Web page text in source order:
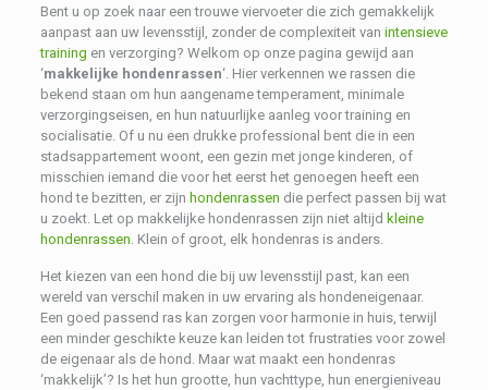
Bent u op zoek naar een trouwe viervoeter die zich gemakkelijk
aanpast aan uw levensstijl, zonder de complexiteit van intensieve
training en verzorging? Welkom op onze pagina gewijd aan
‘makkelijke hondenrassen‘. Hier verkennen we rassen die
bekend staan om hun aangename temperament, minimale
verzorgingseisen, en hun natuurlijke aanleg voor training en
socialisatie. Of u nu een drukke professional bent die in een
stadsappartement woont, een gezin met jonge kinderen, of
misschien iemand die voor het eerst het genoegen heeft een
hond te bezitten, er zijn hondenrassen die perfect passen bij wat
u zoekt. Let op makkelijke hondenrassen zijn niet altijd kleine
hondenrassen . Klein of groot, elk hondenras is anders.
Het kiezen van een hond die bij uw levensstijl past, kan een
wereld van verschil maken in uw ervaring als hondeneigenaar.
Een goed passend ras kan zorgen voor harmonie in huis, terwijl
een minder geschikte keuze kan leiden tot frustraties voor zowel
de eigenaar als de hond. Maar wat maakt een hondenras
‘makkelijk’? Is het hun grootte, hun vachttype, hun energieniveau